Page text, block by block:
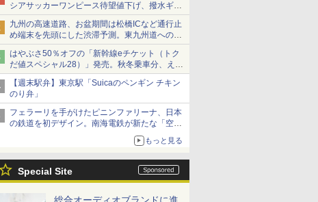
シアサッカーワンピース待望値下げ、撥水ギア
ショーツは1990円に
九州の高速道路、お盆期間は松橋ICなど通行止
め端末を先頭にした渋滞予測。東九州道への迂
回は料金調整を実施
はやぶさ50％オフの「新幹線eチケット（トク
だ値スペシャル28）」発売。秋冬乗車分、えき
ねっと限定
【週末駅弁】東京駅「Suicaのペンギン チキン
のり弁」
フェラーリを手がけたピニンファリーナ、日本
の鉄道を初デザイン。南海電鉄が新たな「空港
もっと見る
Special Site